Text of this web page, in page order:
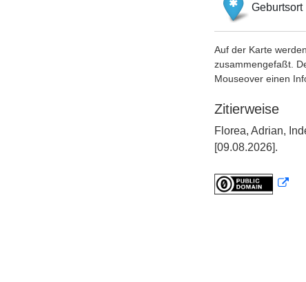
Geburtsort
Auf der Karte
zusammengefaßt.
Mouseover einen
Zitierweise
Florea, Adrian,
[09.08.2026].